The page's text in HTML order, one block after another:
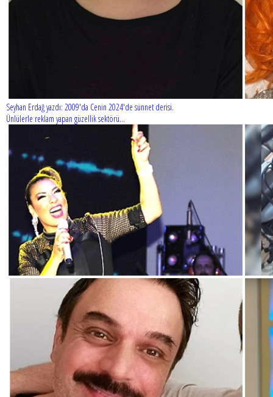
Seyhan Erdağ yazdı: 2009'da Cenin 2024'de sünnet derisi.
Ünlülerle reklam yapan güzellik sektörü...